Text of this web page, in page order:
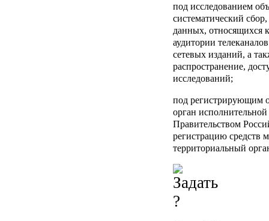
под исследованием
систематический
данных, относящихся
аудитории
сетевых изданий, а
распространение,
исследований;
под регистрирующим
орган
Правительством
регистрацию средств
территориальный